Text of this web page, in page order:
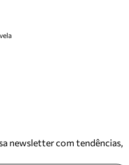
newsletter com tendências,